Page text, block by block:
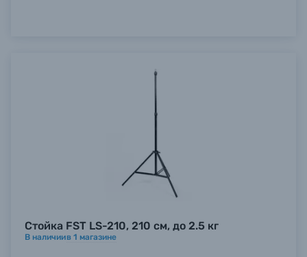
Стойка FST LS-210, 210 см, до 2.5 кг
В наличиив 1 магазине